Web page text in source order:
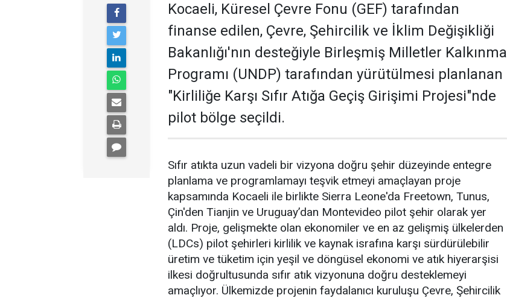
Kocaeli, Küresel Çevre Fonu (GEF) tarafından
finanse edilen, Çevre, Şehircilik ve İklim Değişikliği
Bakanlığı'nın desteğiyle Birleşmiş Milletler Kalkınma
Programı (UNDP) tarafından yürütülmesi planlanan
"Kirliliğe Karşı Sıfır Atığa Geçiş Girişimi Projesi"nde
pilot bölge seçildi.
Sıfır atıkta uzun vadeli bir vizyona doğru şehir düzeyinde entegre
planlama ve programlamayı teşvik etmeyi amaçlayan proje
kapsamında Kocaeli ile birlikte Sierra Leone'da Freetown, Tunus,
Çin'den Tianjin ve Uruguay’dan Montevideo pilot şehir olarak yer
aldı. Proje, gelişmekte olan ekonomiler ve en az gelişmiş ülkelerden
(LDCs) pilot şehirleri kirlilik ve kaynak israfına karşı sürdürülebilir
üretim ve tüketim için yeşil ve döngüsel ekonomi ve atık hiyerarşisi
ilkesi doğrultusunda sıfır atık vizyonuna doğru desteklemeyi
amaçlıyor. Ülkemizde projenin faydalanıcı kuruluşu Çevre, Şehircilik